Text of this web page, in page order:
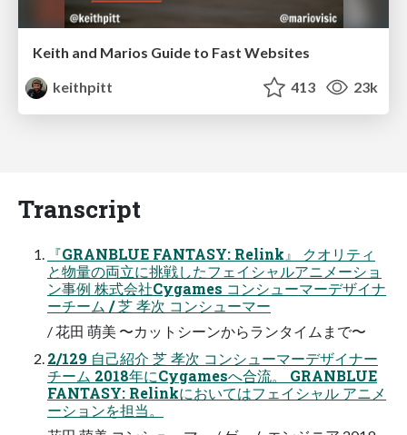
Keith and Marios Guide to Fast Websites
keithpitt
413 23k
Transcript
『GRANBLUE FANTASY: Relink』 クオリティ
と物量の両立に挑戦したフェイシャルアニメーショ
ン事例 株式会社Cygames コンシューマーデザイナ
ーチーム / 芝 孝次 コンシューマー
/ 花田 萌美 〜カットシーンからランタイムまで〜
2/129 自己紹介 芝 孝次 コンシューマーデザイナー
チーム 2018年にCygamesへ合流。 GRANBLUE
FANTASY: Relinkにおいてはフェイシャル アニメ
ーションを担当。